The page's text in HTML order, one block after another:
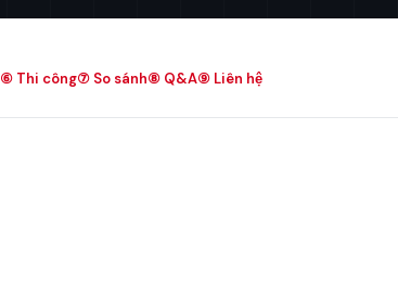
⑥ Thi công⑦ So sánh⑧ Q&A⑨ Liên hệ